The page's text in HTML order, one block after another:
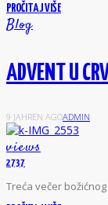
PROČITAJ VIŠE
Blog
ADVENT U
9 JAHREN AGOADMIN
views
2737
Treća večer